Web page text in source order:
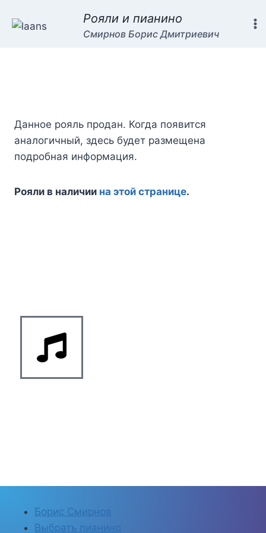
Рояли и пианино
Смирнов Борис Дмитриевич
Данное рояль продан. Когда появится
аналогичный, здесь будет размещена
подробная информация.
Рояли в наличии на этой странице.
Борис Смирнов
Выбрать пианино